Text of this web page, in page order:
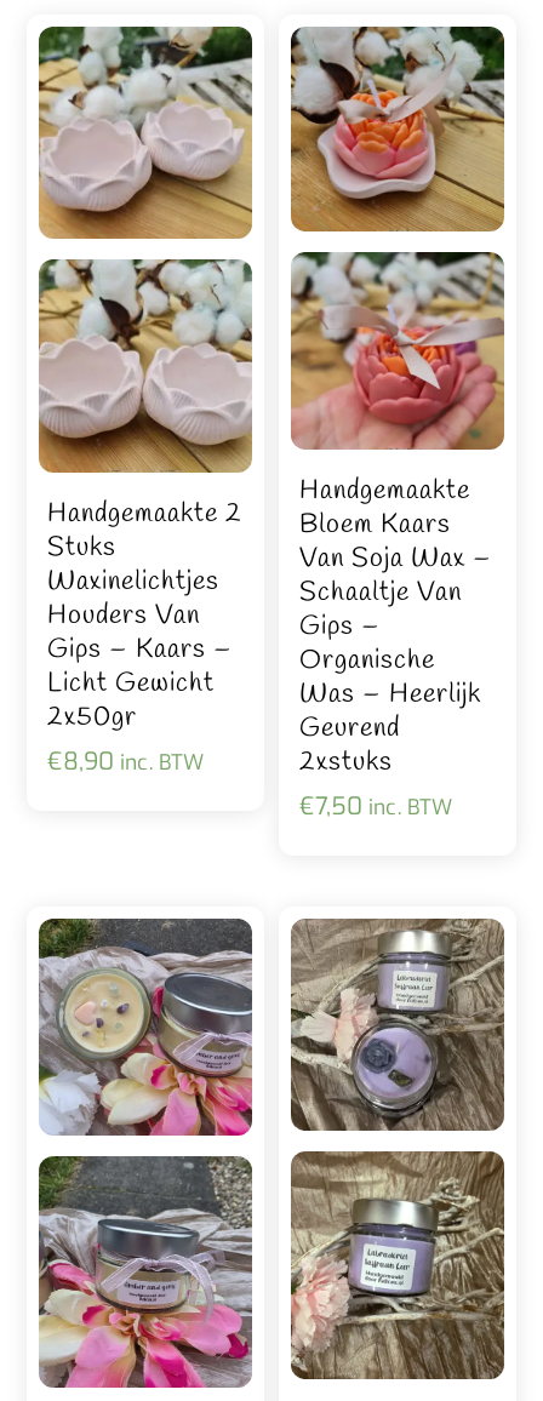
Handgemaakte 2
Stuks
Waxinelichtjes
Houders Van
Gips – Kaars –
Licht Gewicht
2x50gr
€8,90 inc. BTW
Handgemaakte
Bloem Kaars
Van Soja Wax –
Schaaltje Van
Gips –
Organische
Was – Heerlijk
Geurend
2xstuks
€7,50 inc. BTW